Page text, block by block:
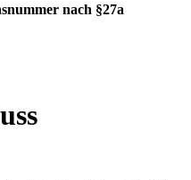
nach §27a